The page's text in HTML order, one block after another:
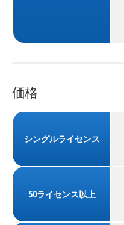
価格
シングルライセンス
50ライセンス以上